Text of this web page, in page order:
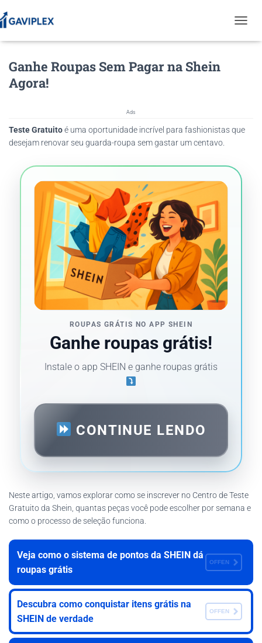
O
I
I
Ganhe Roupas Sem Pagar na Shein
Agora!
Ads
Teste Gratuitoé uma oportunidade incrível para fashionistas que
desejam renovar seu guarda-roupa sem gastar um centavo.
ROUPAS GRÁTIS NO APP SHEIN
Ganhe roupas grátis!
Instale o app SHEIN e ganhe roupas grátis
CONTINUE LENDO
Neste artigo, vamos explorar como se inscrever no Centro de Teste
Gratuito da Shein, quantas peças você pode escolher por semana e
como o processo de seleção funciona.
Veja como o sistema de pontos da SHEIN dá
roupas grátis
OFFEN
Descubra como conquistar itens grátis na
SHEIN de verdade
OFFEN